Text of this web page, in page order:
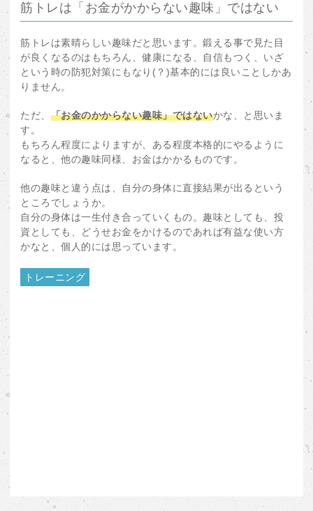
筋トレは「お金がかからない趣味」ではない
筋トレは素晴らしい趣味だと思います。鍛える事で見た目
が良くなるのはもちろん、健康になる、自信もつく、いざ
という時の防犯対策にもなり(？)基本的には良いことしかあ
りません。
ただ、 「お金のかからない趣味」ではないかな、と思いま
す。
もちろん程度によりますが、ある程度本格的にやるように
なると、他の趣味同様、お金はかかるものです。
他の趣味と違う点は、自分の身体に直接結果が出るという
ところでしょうか。
自分の身体は一生付き合っていくもの。趣味としても、投
資としても、どうせお金をかけるのであれば有益な使い方
かなと、個人的には思っています。
トレーニング